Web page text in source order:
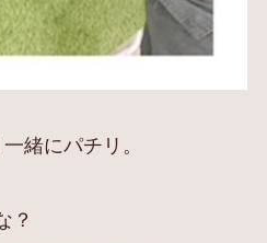
緒にパチリ。
？